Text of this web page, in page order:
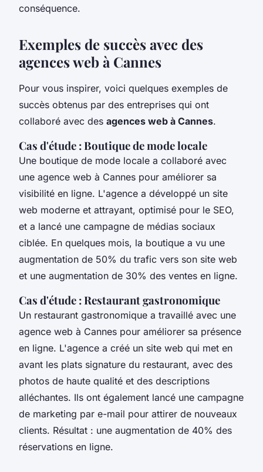
conséquence.
Exemples de succès avec des
agences web à Cannes
Pour vous inspirer, voici quelques exemples de
succès obtenus par des entreprises qui ont
collaboré avec des agences web à Cannes.
Cas d'étude : Boutique de mode locale
Une boutique de mode locale a collaboré avec
une agence web à Cannes pour améliorer sa
visibilité en ligne. L'agence a développé un site
web moderne et attrayant, optimisé pour le SEO,
et a lancé une campagne de médias sociaux
ciblée. En quelques mois, la boutique a vu une
augmentation de 50% du trafic vers son site web
et une augmentation de 30% des ventes en ligne.
Cas d'étude : Restaurant gastronomique
Un restaurant gastronomique a travaillé avec une
agence web à Cannes pour améliorer sa présence
en ligne. L'agence a créé un site web qui met en
avant les plats signature du restaurant, avec des
photos de haute qualité et des descriptions
alléchantes. Ils ont également lancé une campagne
de marketing par e-mail pour attirer de nouveaux
clients. Résultat : une augmentation de 40% des
réservations en ligne.